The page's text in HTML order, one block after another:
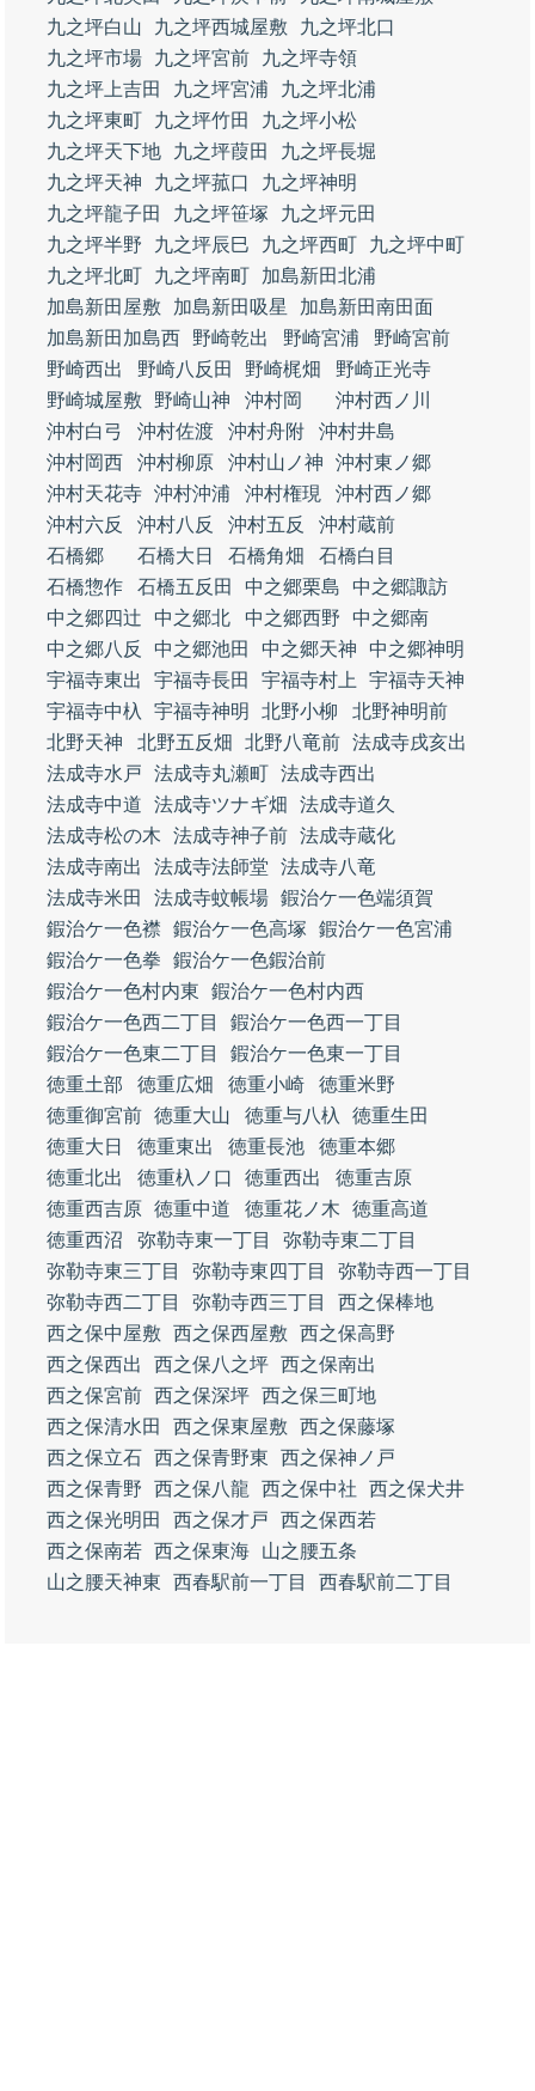
九之坪白山
九之坪西城屋敷
九之坪北口
九之坪市場
九之坪宮前
九之坪寺領
九之坪上吉田
九之坪宮浦
九之坪北浦
九之坪東町
九之坪竹田
九之坪小松
九之坪天下地
九之坪葭田
九之坪長堀
九之坪天神
九之坪菰口
九之坪神明
九之坪龍子田
九之坪笹塚
九之坪元田
九之坪半野
九之坪辰巳 九之坪西町
九之坪中町
九之坪北町
九之坪南町
加島新田北浦
加島新田屋敷
加島新田吸星
加島新田南田面
加島新田加島西
野崎乾出 野崎宮浦
野崎宮前
野崎西出
野崎八反田 野崎梶畑
野崎正光寺
野崎城屋敷
野崎山神 沖村岡
沖村西ノ川
沖村白弓
沖村佐渡 沖村舟附
沖村井島
沖村岡西
沖村柳原 沖村山ノ神
沖村東ノ郷
沖村天花寺 沖村沖浦 沖村権現
沖村西ノ郷
沖村六反
沖村八反 沖村五反
沖村蔵前
石橋郷
石橋大日 石橋角畑
石橋白目
石橋惣作
石橋五反田 中之郷栗島
中之郷諏訪
中之郷四辻
中之郷北 中之郷西野
中之郷南
中之郷八反
中之郷池田 中之郷天神
中之郷神明
宇福寺東出
宇福寺長田 宇福寺村上
宇福寺天神
宇福寺中杁
宇福寺神明 北野小柳
北野神明前
北野天神
北野五反畑 北野八竜前 法成寺戌亥出
法成寺水戸
法成寺丸瀬町 法成寺西出
法成寺中道
法成寺ツナギ畑
法成寺道久
法成寺松の木
法成寺神子前 法成寺蔵化
法成寺南出
法成寺法師堂
法成寺八竜
法成寺米田
法成寺蚊帳場 鍜治ケ一色端須賀
鍜治ケ一色襟
鍜治ケ一色高塚
鍜治ケ一色宮浦
鍜治ケ一色拳
鍜治ケ一色鍜治前
鍜治ケ一色村内東
鍜治ケ一色村内西
鍜治ケ一色西二丁目
鍜治ケ一色西一丁目
鍜治ケ一色東二丁目
鍜治ケ一色東一丁目
徳重土部
徳重広畑 徳重小崎
徳重米野
徳重御宮前 徳重大山 徳重与八杁
徳重生田
徳重大日
徳重東出 徳重長池
徳重本郷
徳重北出
徳重杁ノ口 徳重西出
徳重吉原
徳重西吉原 徳重中道 徳重花ノ木
徳重高道
徳重西沼
弥勒寺東一丁目
弥勒寺東二丁目
弥勒寺東三丁目
弥勒寺東四丁目
弥勒寺西一丁目
弥勒寺西二丁目
弥勒寺西三丁目
西之保棒地
西之保中屋敷
西之保西屋敷
西之保高野
西之保西出
西之保八之坪 西之保南出
西之保宮前 西之保深坪 西之保三町地
西之保清水田
西之保東屋敷
西之保藤塚
西之保立石 西之保青野東
西之保神ノ戸
西之保青野
西之保八龍 西之保中社
西之保犬井
西之保光明田
西之保才戸
西之保西若
西之保南若 西之保東海
山之腰五条
山之腰天神東
西春駅前一丁目 西春駅前二丁目